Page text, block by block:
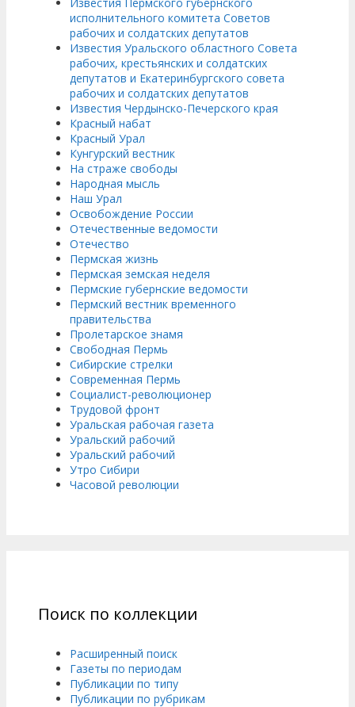
исполнительного комитета Советов
рабочих и солдатских депутатов
Известия Уральского областного Совета
рабочих, крестьянских и солдатских
депутатов и Екатеринбургского совета
рабочих и солдатских депутатов
Известия Чердынско-Печерского края
Красный набат
Красный Урал
Кунгурский вестник
На страже свободы
Народная мысль
Наш Урал
Освобождение России
Отечественные ведомости
Отечество
Пермская жизнь
Пермская земская неделя
Пермские губернские ведомости
Пермский вестник временного
правительства
Пролетарское знамя
Свободная Пермь
Сибирские стрелки
Современная Пермь
Социалист-революционер
Трудовой фронт
Уральская рабочая газета
Уральский рабочий
Уральский рабочий
Утро Сибири
Часовой революции
Поиск по коллекции
Расширенный поиск
Газеты по периодам
Публикации по типу
Публикации по рубрикам